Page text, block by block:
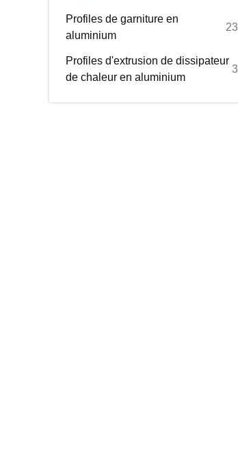
Profiles de garniture en
aluminium
23
Profiles d'extrusion de dissipateur
de chaleur en aluminium
3